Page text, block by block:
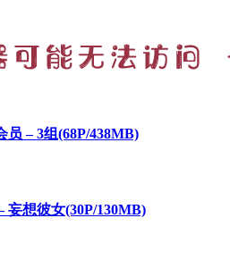
员 – 3组(68P/438MB)
妄想彼女(30P/130MB)